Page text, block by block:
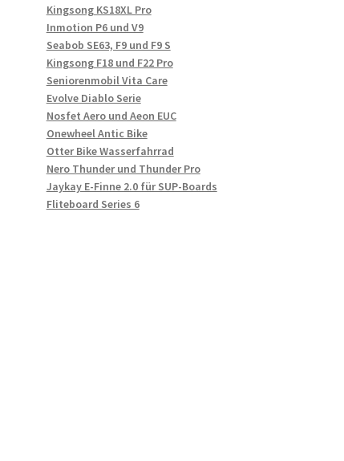
Kingsong KS18XL Pro
Inmotion P6 und V9
Seabob SE63, F9 und F9 S
Kingsong F18 und F22 Pro
Seniorenmobil Vita Care
Evolve Diablo Serie
Nosfet Aero und Aeon EUC
Onewheel Antic Bike
Otter Bike Wasserfahrrad
Nero Thunder und Thunder Pro
Jaykay E-Finne 2.0 für SUP-Boards
Fliteboard Series 6